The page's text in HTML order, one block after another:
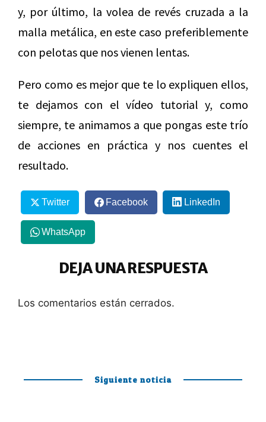
y, por último, la volea de revés cruzada a la
malla metálica, en este caso preferiblemente
con pelotas que nos vienen lentas.
Pero como es mejor que te lo expliquen ellos,
te dejamos con el vídeo tutorial y, como
siempre, te animamos a que pongas este trío
de acciones en práctica y nos cuentes el
resultado.
Twitter Facebook LinkedIn
WhatsApp
DEJA UNA RESPUESTA
Los comentarios están cerrados.
Siguiente noticia